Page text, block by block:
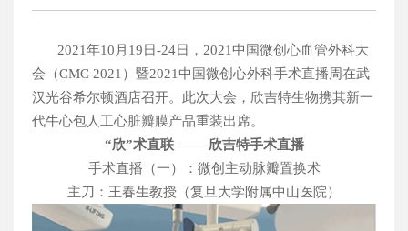
制造技术 质量保障 原材料保障
企业新闻
专家合作
社会责任
2021年10月 19 日-24日， 2021中国微创心血管外科大
会（CMC 2021）暨2021中国微创心外科手术直播周在武
汉光谷希尔顿酒店召开。此次大会，欣吉特生物携其新一
代牛心包人工心脏瓣膜产品重装出席。
“欣”术直联 —— 欣吉特手术直播
手术直播（一）：微创主动脉瓣置换术
主刀：王春生教授（复旦大学附属中山医院）